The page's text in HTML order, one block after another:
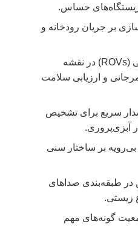
حساس.
بر جریان رودخانه و
کاربرد ربات‌های زیرآبی (ROVs) در نقشه
و ارزیابی سلامت
سریع برای تشخیص
آبزی‌پروری.
بر ساختار سنی
در طبقه‌بندی صداهای
زیستی.
گونه‌های مهم